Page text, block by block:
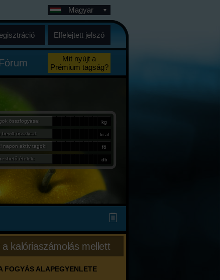
Magyar
Elfelejtett jelszó
Fórum
Mit nyújt a
Prémium tagság?
összfogyása: kg
bevitt összkcal: kcal
napon aktív tagok: fő
ételek: db
a kalóriaszámolás mellett
FOGYÁS ALAPEGYENLETE